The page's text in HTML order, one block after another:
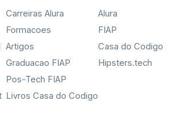
Carreiras Alura
Formacoes
Artigos
Graduacao FIAP
Pos-Tech FIAP
Livros Casa do Codigo
Alura
FIAP
Casa do Codigo
Hipsters.tech